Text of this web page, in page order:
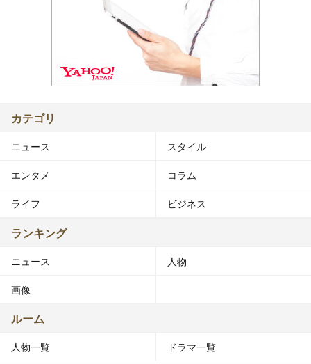
カテゴリ
ニュース スタイル
エンタメ コラム
ライフ ビジネス
ランキング
ニュース 人物
画像
ルーム
人物一覧 ドラマ一覧